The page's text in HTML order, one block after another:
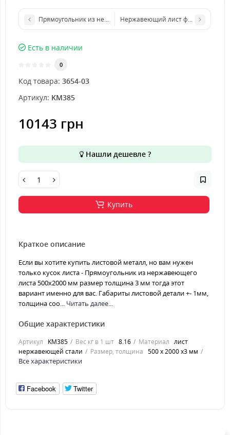
Прямоугольник из нержавеющего листа 500х1000 мм
Нержавеющий лист формата
Есть в наличии
0
Код товара: 3654-03
Артикул: KM385
10143 грн
Нашли дешевле ?
Купить
Краткое описание
Если вы хотите купить листовой металл, но вам нужен
только кусок листа - Прямоугольник из нержавеющего
листа 500х2000 мм размер толщина 3 мм тогда этот
вариант именно для вас. Габариты листовой детали +- 1мм,
толщина соо... Читать далее...
Общие характеристики
Артикул KM385 Вес кг в 1 шт 8.16 Материал лист
нержавеющей стали
Размер, толщина 500 х 2000 х3 мм
Все характеристики
Facebook Twitter